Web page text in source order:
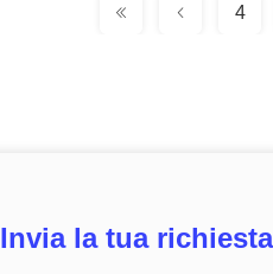
4
Invia la tua